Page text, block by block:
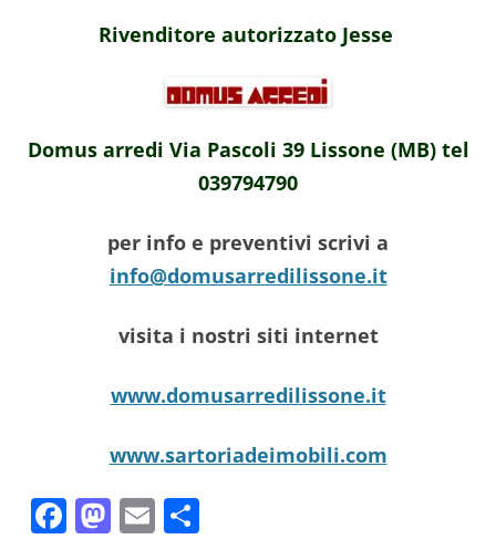
Rivenditore autorizzato Jesse
Domus arredi Via Pascoli 39 Lissone (MB) tel
039794790
per info e preventivi scrivi a
info@domusarredilissone.it
visita i nostri siti internet
www.domusarredilissone.it
www.sartoriadeimobili.com
F M E